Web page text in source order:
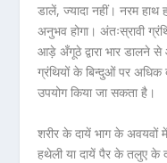
डालें, ज्यादा नहीं। नरम हाथ
अनुभव होगा। अंतःस्रावी
आड़े अँगूठे द्वारा भार डालने
ग्रंथियों के बिन्दुओं पर
उपयोग किया जा सकता है।
शरीर के दायें भाग के अवयवों
हथेली या दायें पैर के तलुए के